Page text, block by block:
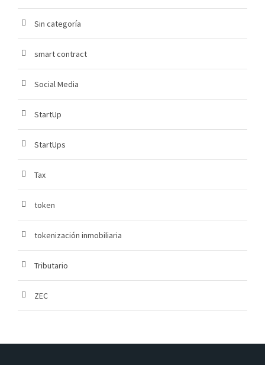
Sin categoría
smart contract
Social Media
StartUp
StartUps
Tax
token
tokenización inmobiliaria
Tributario
ZEC